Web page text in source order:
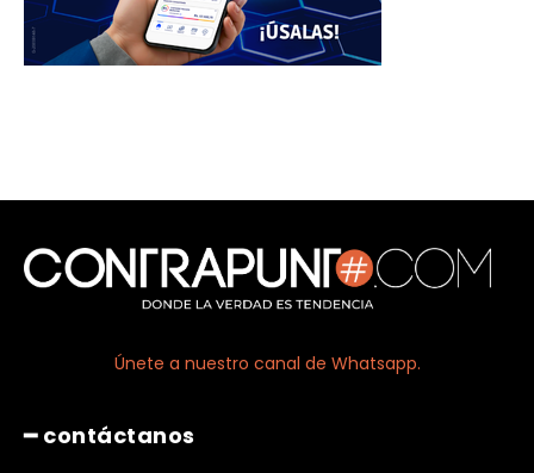
Únete a nuestro canal de Whatsapp.
━ contáctanos